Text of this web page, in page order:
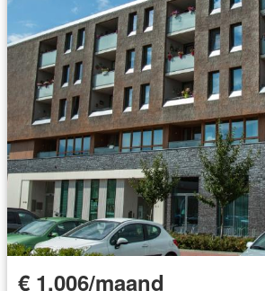
€ 1.006/maand